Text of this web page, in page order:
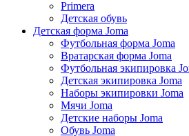
Primera
Детская обувь
Детская форма Joma
Футбольная форма Joma
Вратарская форма Joma
Футбольная экипировка
Детская экипировка Joma
Наборы экипировки Joma
Мячи Joma
Детские наборы Joma
Обувь Joma